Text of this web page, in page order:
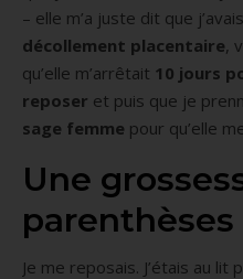
– elle m’a juste dit que
décollement placentaire,
qu’elle m’arrêtait 10 jours
reposer et puis que je
sage femme pour qu’elle
Une
parenthèses
Je me reposais. J’étais au lit